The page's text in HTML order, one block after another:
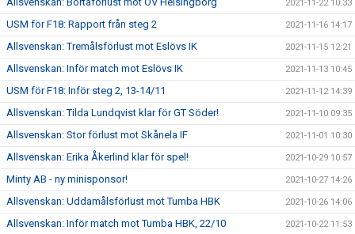
2021-11-22 10:33
USM för F18: Rapport från steg 2 2021-11-16 14:17
Allsvenskan: Tremålsförlust mot Eslövs IK 2021-11-15 12:21
Allsvenskan: Inför match mot Eslövs IK 2021-11-13 10:45
USM för F18: Inför steg 2, 13-14/11 2021-11-12 14:39
Allsvenskan: Tilda Lundqvist klar för GT Söder! 2021-11-10 09:35
Allsvenskan: Stor förlust mot Skånela IF 2021-11-01 10:30
Allsvenskan: Erika Åkerlind klar för spel! 2021-10-29 10:57
Minty AB - ny minisponsor! 2021-10-27 14:26
Allsvenskan: Uddamålsförlust mot Tumba HBK 2021-10-26 14:06
Allsvenskan: Inför match mot Tumba HBK, 22/10 2021-10-22 11:53